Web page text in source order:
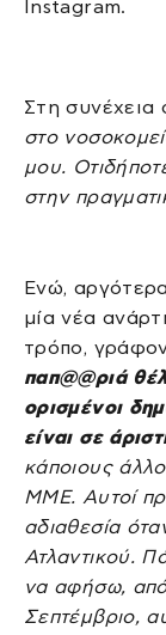
Instagram.
Στη
στο
μου.
στην
Ενώ,
μία νέα
τρόπο,
παπ@@ριά
ορισμένοι
είναι σε
κάποιους
ΜΜΕ. Αυτοί
αδιαθεσία
Ατλαντικού.
να αφήσω, από
Σεπτέμβριο,